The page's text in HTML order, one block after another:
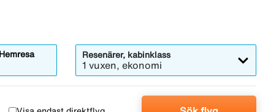
Hemresa Resenärer, kabinklass
1 vuxen, ekonomi